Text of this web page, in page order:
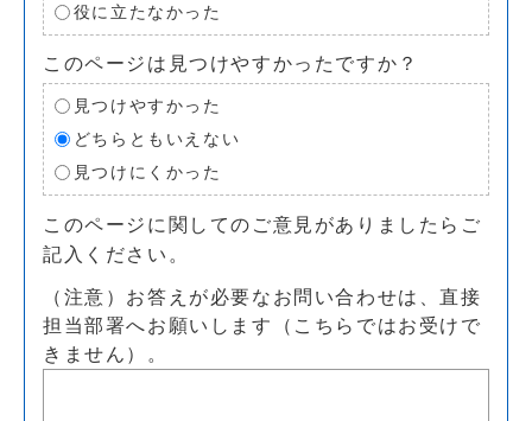
役に立たなかった
このページは見つけやすかったですか？
見つけやすかった
どちらともいえない
見つけにくかった
このページに関してのご意見がありましたらご
記入ください。
（注意）お答えが必要なお問い合わせは、直接
担当部署へお願いします（こちらではお受けで
きません）。